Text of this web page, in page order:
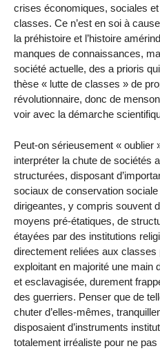
crises économiques, sociales
classes. Ce n’est en soi à
la préhistoire et l’histoire
manques de connaissances,
société actuelle, des a prioris
thèse « lutte de classes » de
révolutionnaire, donc de
voir avec la démarche
Peut-on sérieusement « oublier
interpréter la chute de sociétés
structurées, disposant
sociaux de conservation
dirigeantes, y compris souvent
moyens pré-étatiques, de
étayées par des institutions
directement reliées aux
exploitant en majorité une main
et esclavagisée, durement
des guerriers. Penser que de
chuter d’elles-mêmes,
disposaient d’instruments
totalement irréaliste pour ne pas